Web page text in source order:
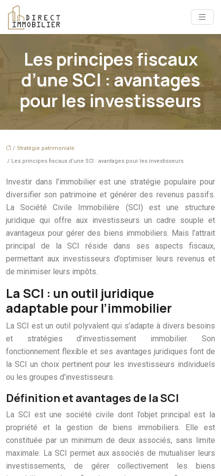
Les principes fiscaux
d’une SCI : avantages
pour les investisseurs
/ Stratégie patrimoniale
/ Les principes fiscaux d’une SCI : avantages pour les investisseurs
Investir dans l’immobilier est une stratégie populaire pour
diversifier son patrimoine et générer des revenus passifs.
La Société Civile Immobilière (SCI) est une structure
juridique qui offre aux investisseurs un cadre souple et
avantageux pour gérer des biens immobiliers. Mais l’attrait
principal de la SCI réside dans ses aspects fiscaux,
permettant aux investisseurs d’optimiser leurs revenus et
de minimiser leurs impôts.
La SCI : un outil juridique
adaptable pour l’immobilier
La SCI est un outil polyvalent qui s’adapte à divers besoins
et stratégies d’investissement immobilier. Son
fonctionnement flexible et ses avantages juridiques font de
la SCI un choix pertinent pour les investisseurs individuels
ou les groupes d’investisseurs.
Définition et avantages de la SCI
La SCI est une société civile dont l’objet principal est la
propriété et la gestion de biens immobiliers. Elle est
constituée par un minimum de deux associés, sans limite
maximale. La SCI permet aux associés de mutualiser leurs
investissements, de gérer collectivement les biens